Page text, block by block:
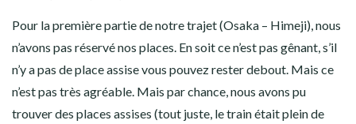
Pour la première partie de notre trajet (Osaka – Himeji), nous
n’avons pas réservé nos places. En soit ce n’est pas gênant, s’il
n’y a pas de place assise vous pouvez rester debout. Mais ce
n’est pas très agréable. Mais par chance, nous avons pu
trouver des places assises (tout juste, le train était plein de